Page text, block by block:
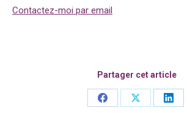
Contactez-moi par email
Partager cet article
Share
Share
Share